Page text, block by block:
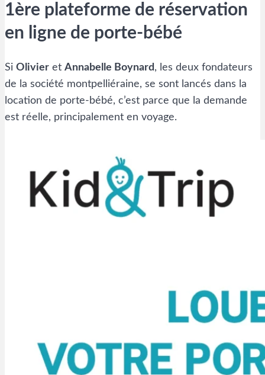
1ère plateforme de réservation
en ligne de porte-bébé
Si Olivier et Annabelle Boynard, les deux fondateurs
de la société montpelliéraine, se sont lancés dans la
location de porte-bébé, c’est parce que la demande
est réelle, principalement en voyage.